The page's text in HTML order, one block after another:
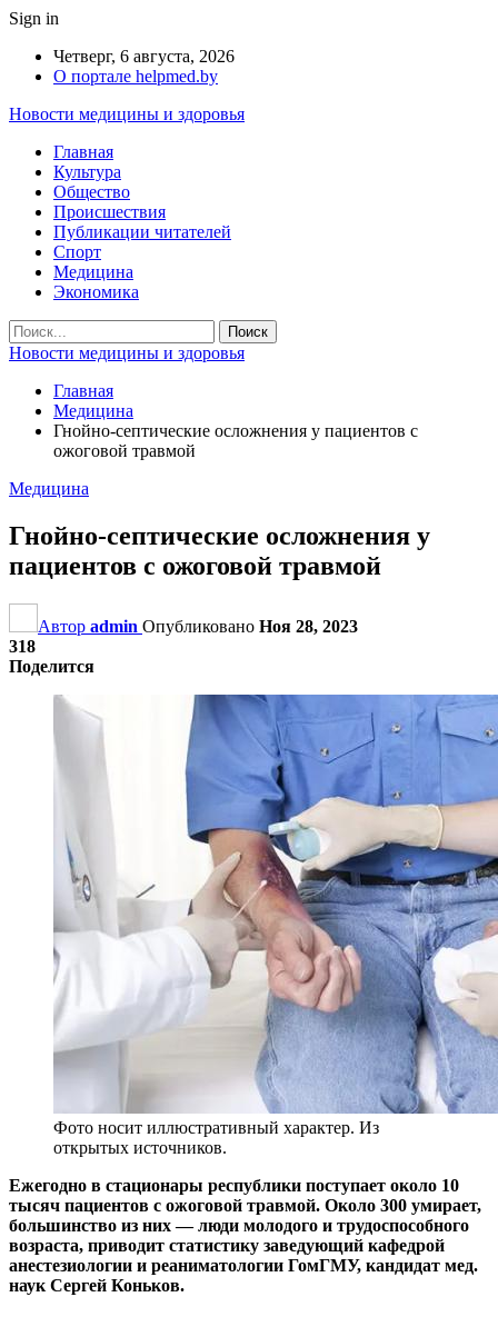
Sign in
Четверг, 6 августа, 2026
О портале helpmed.by
Новости медицины и здоровья
Главная
Культура
Общество
Происшествия
Публикации читателей
Спорт
Медицина
Экономика
Новости медицины и здоровья
Главная
Медицина
Гнойно-септические осложнения у пациентов с
ожоговой травмой
Медицина
Гнойно-септические осложнения у
пациентов с ожоговой травмой
Автор admin Опубликовано Ноя 28, 2023
318
Поделится
Фото носит иллюстративный характер. Из
открытых источников.
Ежегодно в стационары республики поступает около 10
тысяч пациентов с ожоговой травмой. Около 300 умирает,
большинство из них — люди молодого и трудоспособного
возраста, приводит статистику заведующий кафедрой
анестезиологии и реаниматологии ГомГМУ, кандидат мед.
наук Сергей Коньков.